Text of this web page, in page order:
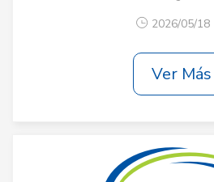
2026/05/18
Ver Más